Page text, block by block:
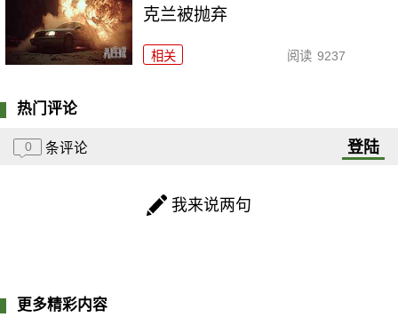
克兰被抛弃
相关 阅读 9237
热门评论
0 条评论 登陆
我来说两句
更多精彩内容